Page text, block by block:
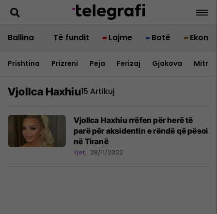
Ballina Të fundit Lajme Botë
Prishtina Prizreni Peja Ferizaj Gjakova
Vjollca Haxhiu15 Artikuj
Vjollca Haxhiu rrëfen për herë të
parë për aksidentin e rëndë që pësoi
në Tiranë
Yjet 28/11/2022